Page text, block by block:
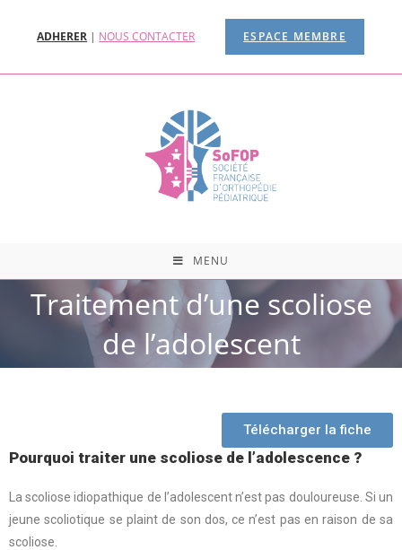
ADHERER | NOUS CONTACTER ESPACE MEMBRE
MENU
Traitement d’une scoliose
de l’adolescent
Télécharger la fiche
Pourquoi traiter une scoliose de l’adolescence ?
La scoliose idiopathique de l’adolescent n’est pas douloureuse. Si un
jeune scoliotique se plaint de son dos, ce n’est pas en raison de sa
scoliose.